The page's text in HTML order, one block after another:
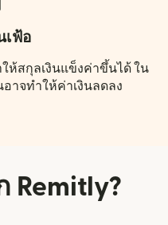
เฟ้อ
ห้สกุลเงินแข็งค่าขึ้นได้ ใน
าจทำให้ค่าเงินลดลง
Remitly?